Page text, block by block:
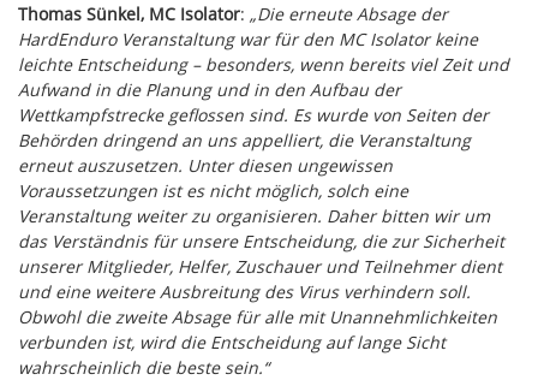
Thomas Sünkel, MC Isolator: „Die erneute Absage der
HardEnduro Veranstaltung war für den MC Isolator keine
leichte Entscheidung – besonders, wenn bereits viel Zeit und
Aufwand in die Planung und in den Aufbau der
Wettkampfstrecke geflossen sind. Es wurde von Seiten der
Behörden dringend an uns appelliert, die Veranstaltung
erneut auszusetzen. Unter diesen ungewissen
Voraussetzungen ist es nicht möglich, solch eine
Veranstaltung weiter zu organisieren. Daher bitten wir um
das Verständnis für unsere Entscheidung, die zur Sicherheit
unserer Mitglieder, Helfer, Zuschauer und Teilnehmer dient
und eine weitere Ausbreitung des Virus verhindern soll.
Obwohl die zweite Absage für alle mit Unannehmlichkeiten
verbunden ist, wird die Entscheidung auf lange Sicht
wahrscheinlich die beste sein.“